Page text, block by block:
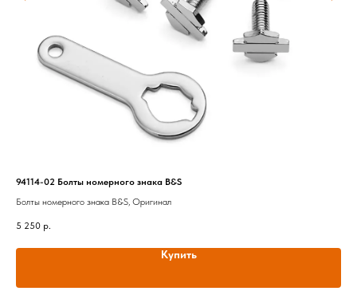
94114-02 Болты номерного знака B&S
Болты номерного знака B&S, Оригинал
5 250 р.
Купить